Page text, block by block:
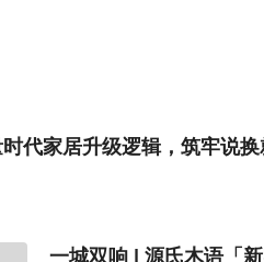
代家居升级逻辑，筑牢说换
一城双响 | 源氏木语「